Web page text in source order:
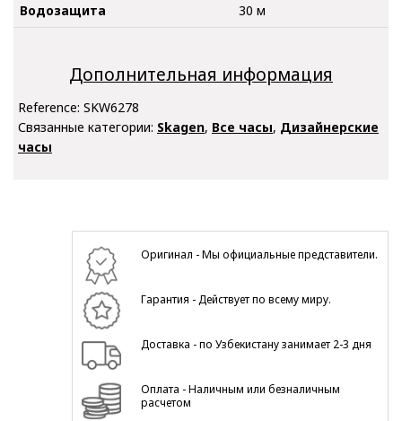
Водозащита
30 м
Дополнительная информация
Reference: SKW6278
Связанные категории: Skagen, Все часы, Дизайнерские
часы
Оригинал - Мы официальные представители.
Гарантия - Действует по всему миру.
Доставка - по Узбекистану занимает 2-3 дня
Оплата - Наличным или безналичным
расчетом